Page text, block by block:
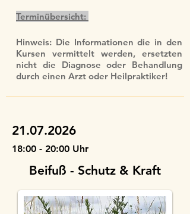
Hinweis: Die Informationen die in den
Kursen vermittelt werden, ersetzten
nicht die Diagnose oder Behandlung
durch einen Arzt oder Heilpraktiker!
Terminübersicht:
21.07.2026
18:00 - 20:00 Uhr
Beifuß - Schutz & Kraft